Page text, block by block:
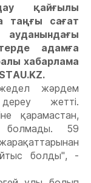
қайғылы
таңғы сағат
адамға
хабарлама
жәрдем
жетті.
қарамастан,
болмады. 59
болды", -